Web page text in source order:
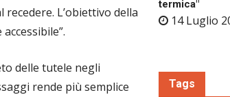
L’obiettivo della
delle tutele negli
rende più semplice
termica"
14 Luglio
Tags